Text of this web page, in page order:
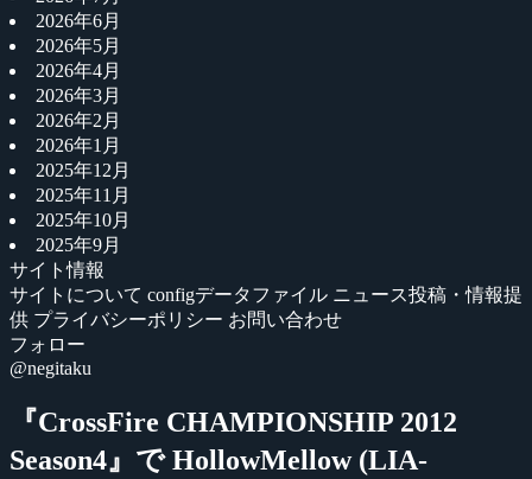
2026年6月
2026年5月
2026年4月
2026年3月
2026年2月
2026年1月
2025年12月
2025年11月
2025年10月
2025年9月
サイト情報
サイトについて configデータファイル ニュース投稿・情報提
供 プライバシーポリシー お問い合わせ
フォロー
@negitaku
『CrossFire CHAMPIONSHIP 2012
Season4』で HollowMellow (LIA-